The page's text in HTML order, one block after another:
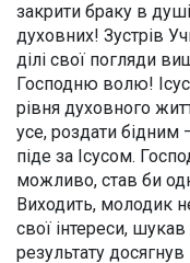
закрити браку в
духовних! Зустрів
ділі свої погляди
Господню волю!
рівня духовного
усе, роздати бідним
піде за Ісусом.
можливо, став би
Виходить, молодик
свої інтереси,
результату